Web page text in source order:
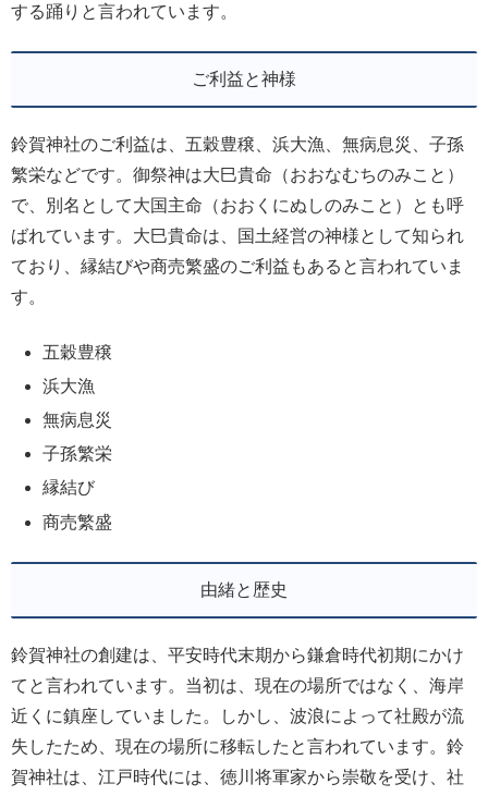
する踊りと言われています。
ご利益と神様
鈴賀神社のご利益は、五穀豊穣、浜大漁、無病息災、子孫
繁栄などです。御祭神は大巳貴命（おおなむちのみこと）
で、別名として大国主命（おおくにぬしのみこと）とも呼
ばれています。大巳貴命は、国土経営の神様として知られ
ており、縁結びや商売繁盛のご利益もあると言われていま
す。
五穀豊穣
浜大漁
無病息災
子孫繁栄
縁結び
商売繁盛
由緒と歴史
鈴賀神社の創建は、平安時代末期から鎌倉時代初期にかけ
てと言われています。当初は、現在の場所ではなく、海岸
近くに鎮座していました。しかし、波浪によって社殿が流
失したため、現在の場所に移転したと言われています。鈴
賀神社は、江戸時代には、徳川将軍家から崇敬を受け、社